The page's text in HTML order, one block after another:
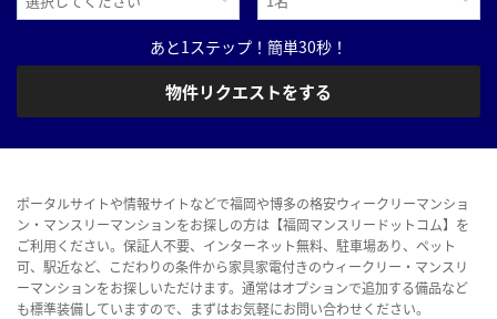
あと1ステップ！簡単30秒！
物件リクエストをする
ポータルサイトや情報サイトなどで福岡や博多の格安ウィークリーマンショ
ン・マンスリーマンションをお探しの方は【福岡マンスリードットコム】を
ご利用ください。保証人不要、インターネット無料、駐車場あり、ペット
可、駅近など、こだわりの条件から家具家電付きのウィークリー・マンスリ
ーマンションをお探しいただけます。通常はオプションで追加する備品など
も標準装備していますので、まずはお気軽にお問い合わせください。